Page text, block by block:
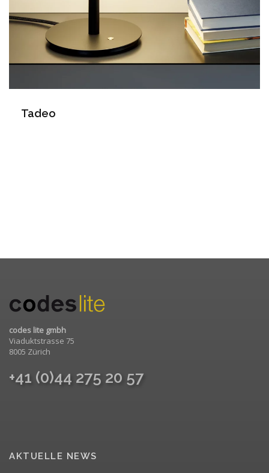
Tadeo
codes lite gmbh
Viaduktstrasse 75
8005 Zürich
+41 (0)44 275 20 57
AKTUELLE NEWS